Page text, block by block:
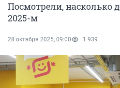
Посмотрели, насколько
2025-м
28 октября 2025, 09:00 1 939